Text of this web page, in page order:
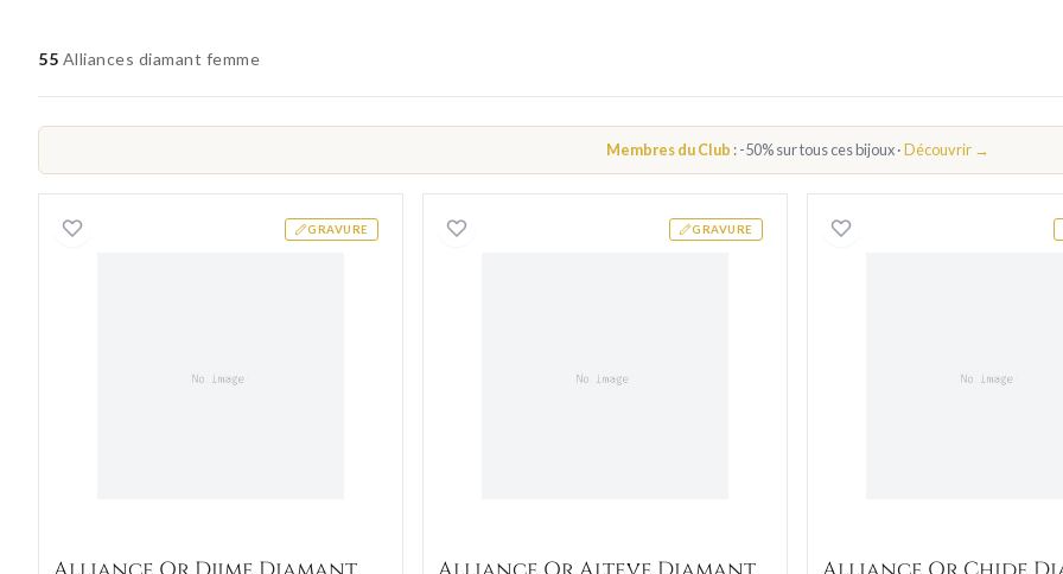
55 Alliances diamant femme
Membres du Club : -50% sur tous ces bijoux ·Découvrir →
GRAVURE
Alliance Or Djime Diamant GRAVURE
Alliance Or Alteve Diamant Alliance